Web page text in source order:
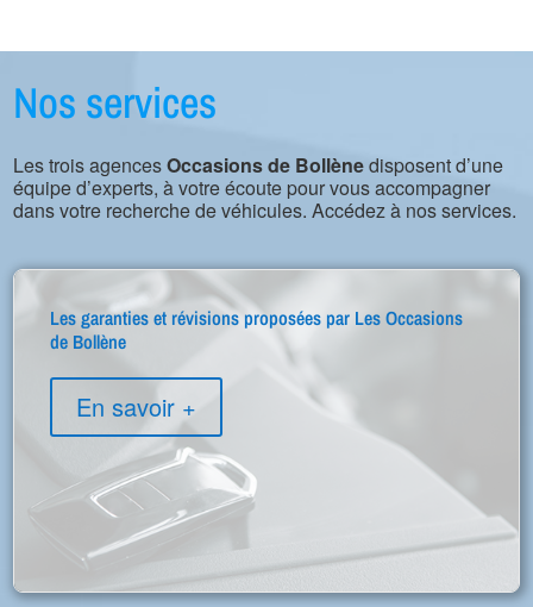
Nos services
Les trois agencesOccasions de Bollènedisposent d’une
équipe d’experts, à votre écoute pour vous accompagner
dans votre recherche de véhicules. Accédez à nos services.
Les garanties et révisions proposées par Les Occasions
de Bollène
En savoir +